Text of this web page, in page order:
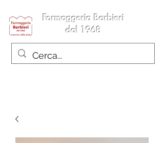
Formaggeria Barbieri
dal 1968